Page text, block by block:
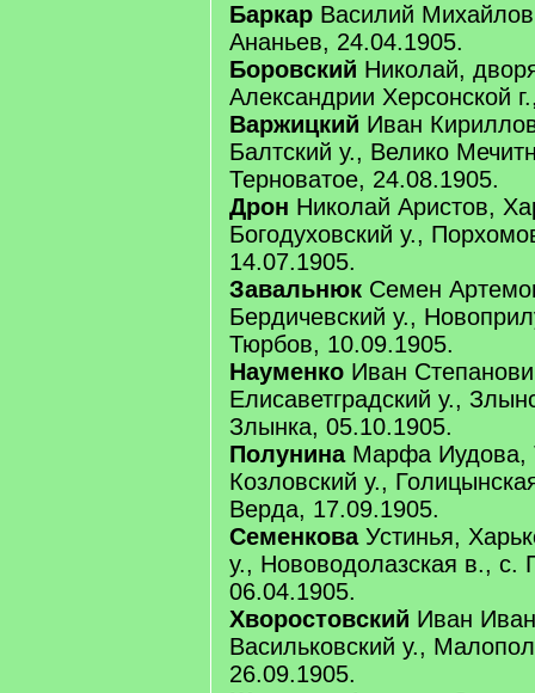
Баркар Василий
Ананьев, 24.04.1905.
Боровский Николай,
Александрии Херсонской
Варжицкий Иван
Балтский у., Велико
Терноватое, 24.08.1905.
Дрон Николай Аристов,
Богодуховский у.,
14.07.1905.
Завальнюк Семен
Бердичевский у.,
Тюрбов, 10.09.1905.
Науменко Иван
Елисаветградский у.,
Злынка, 05.10.1905.
ПолунинаМарфа Иудова,
Козловский у.,
Верда, 17.09.1905.
СеменковаУстинья,
у., Нововодолазская в., с.
06.04.1905.
Хворостовский Иван
Васильковский у.,
26.09.1905.